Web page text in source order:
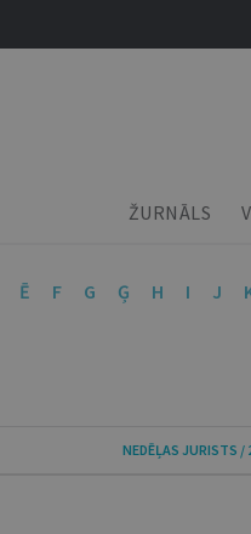
ŽURNĀLS
Ē F G Ģ H I J
NEDĒĻAS JURISTS /